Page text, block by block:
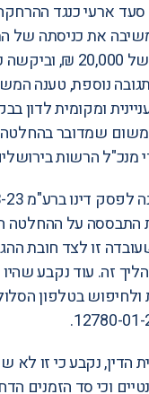
סעד ארעי כנגד
את כניסתה של
להפקדת ערבות של
נוספת, טענה
ומקומית לדון
משום שמדובר
מנכ"ל הרשות
לפסק דינו ברע"מ23
התבססה על ההחלטה
זו לצד חובת
זה. עוד נקבע
בטלפון
12780-01-
.
הדין, נקבע כי זו
וכי סד הזמנים